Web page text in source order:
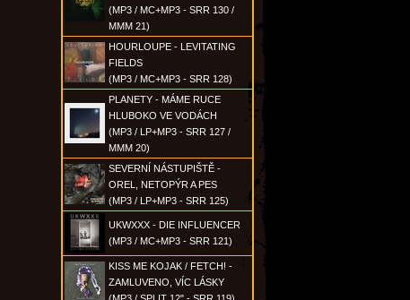
(MP3 / MC+MP3 - SRR 130 /
MMM 21)
HOURLOUPE - LEVITATING
FIELDS
(MP3 / MC+MP3 - SRR 128)
PLANETY - MÁME RUCE
HLUBOKO VE VODÁCH
(MP3 / LP+MP3 - SRR 127 /
MMM 20)
SEVERNÍ NÁSTUPIŠTĚ -
OREL, NETOPÝR A PES
(MP3 / LP+MP3 - SRR 125)
UKWXXX - DIE INFLUENCER
(MP3 / MC+MP3 - SRR 121)
KISS ME KOJAK / FETCH! -
ZAMLUVENO, VÍC LÁSKY